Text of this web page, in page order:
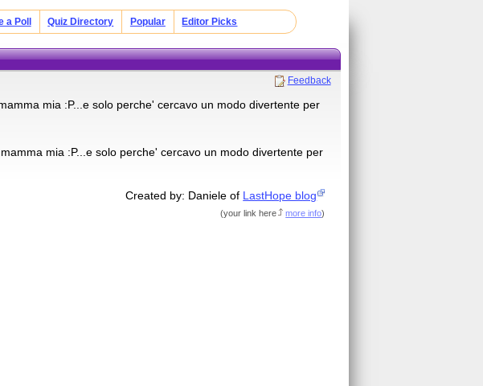
a Poll Quiz Directory Popular Editor Picks
Feedback
mia :P...e solo perche' cercavo un modo divertente per
mia :P...e solo perche' cercavo un modo divertente per
Created by: Daniele of LastHope blog
(your link here more info)